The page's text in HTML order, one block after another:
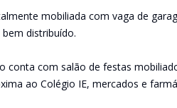
mobiliada com vaga de
distribuído.
conta com salão de festas
ao Colégio IE, mercados e